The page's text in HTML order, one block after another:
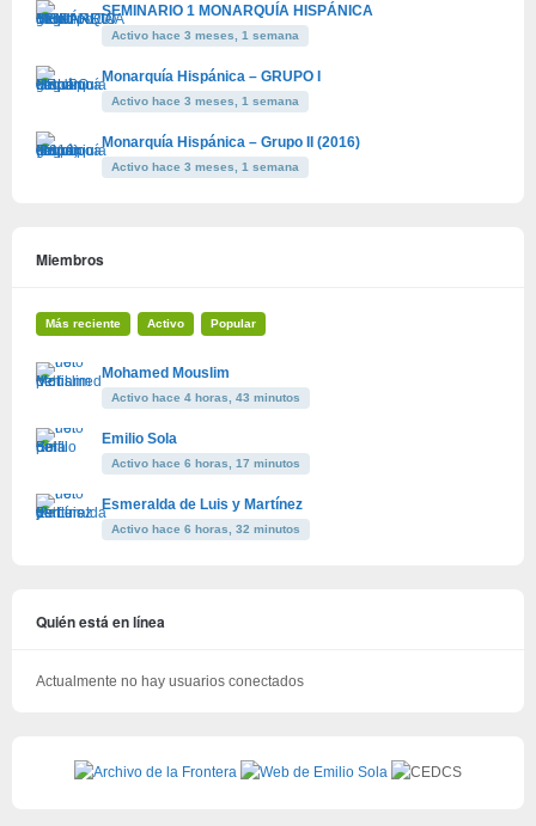
SEMINARIO 1 MONARQUÍA HISPÁNICA
Activo hace 3 meses, 1 semana
Monarquía Hispánica – GRUPO I
Activo hace 3 meses, 1 semana
Monarquía Hispánica – Grupo II (2016)
Activo hace 3 meses, 1 semana
Miembros
Más reciente Activo Popular
Mohamed Mouslim
Activo hace 4 horas, 43 minutos
Emilio Sola
Activo hace 6 horas, 17 minutos
Esmeralda de Luis y Martínez
Activo hace 6 horas, 32 minutos
Quién está en línea
Actualmente no hay usuarios conectados